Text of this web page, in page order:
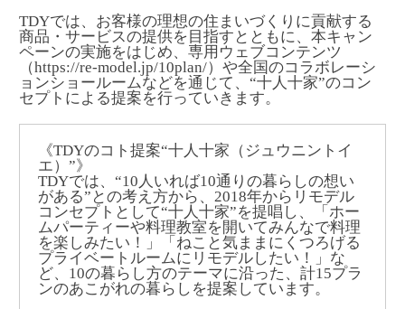
TDYでは、お客様の理想の住まいづくりに貢献する
商品・サービスの提供を目指すとともに、本キャン
ペーンの実施をはじめ、専用ウェブコンテンツ
（https://re-model.jp/10plan/）や全国のコラボレーシ
ョンショールームなどを通じて、“十人十家”のコン
セプトによる提案を行っていきます。
《TDYのコト提案“十人十家（ジュウニントイ
エ）”》
TDYでは、“10人いれば10通りの暮らしの想い
がある”との考え方から、2018年からリモデル
コンセプトとして“十人十家”を提唱し、「ホー
ムパーティーや料理教室を開いてみんなで料理
を楽しみたい！」「ねこと気ままにくつろげる
プライベートルームにリモデルしたい！」な
ど、10の暮らし方のテーマに沿った、計15プラ
ンのあこがれの暮らしを提案しています。